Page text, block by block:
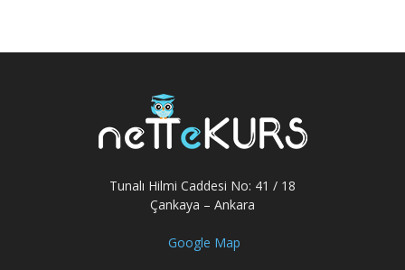
Tunalı Hilmi Caddesi No: 41 / 18
Çankaya – Ankara
Google Map